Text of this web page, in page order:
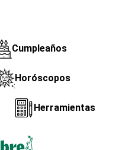
Cumpleaños
Horóscopos
Herramientas